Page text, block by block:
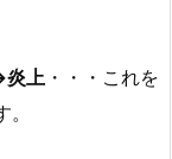
上 ・・・これを